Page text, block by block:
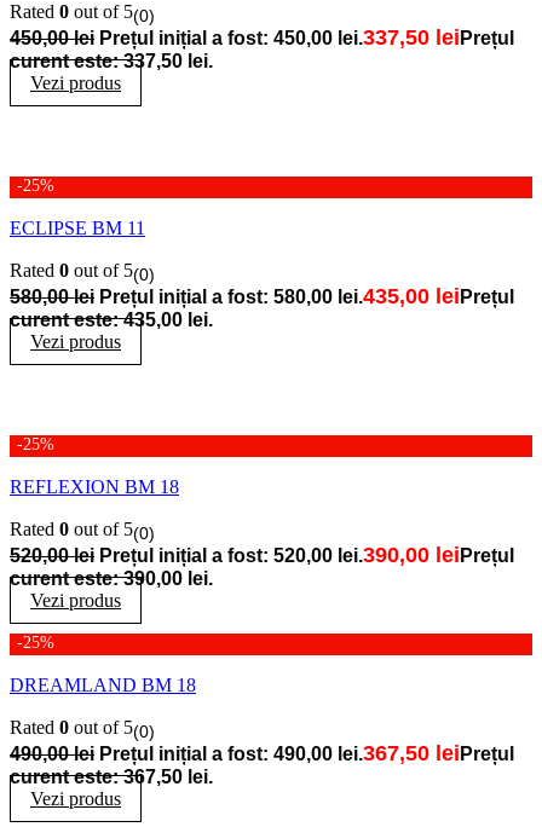
Rated 0 out of 5(0)
450,00lei Prețul inițial a fost: 450,00 lei.337,50 lei Prețul
curent este: 337,50 lei.
Vezi produs
-25%
ECLIPSE BM 11
Rated 0 out of 5(0)
580,00lei Prețul inițial a fost: 580,00 lei.435,00 lei Prețul
curent este: 435,00 lei.
Vezi produs
-25%
REFLEXION BM 18
Rated 0 out of 5(0)
520,00lei Prețul inițial a fost: 520,00 lei.390,00 lei Prețul
curent este: 390,00 lei.
Vezi produs
-25%
DREAMLAND BM 18
Rated 0 out of 5(0)
490,00lei Prețul inițial a fost: 490,00 lei.367,50 lei Prețul
curent este: 367,50 lei.
Vezi produs